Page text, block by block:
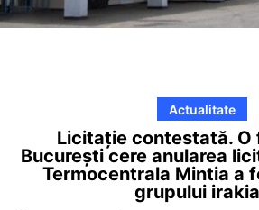
Actualitate
Licitație contestată. O
București cere anularea
Termocentrala Mintia a
grupului